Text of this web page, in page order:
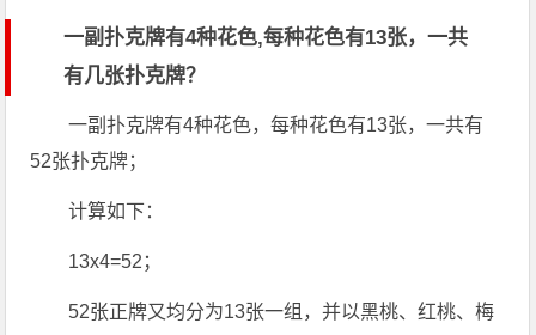
一副扑克牌有4种花色,每种花色有13张，一共
有几张扑克牌？
一副扑克牌有4种花色，每种花色有13张，一共有
52张扑克牌；
计算如下：
13x4=52；
52张正牌又均分为13张一组，并以黑桃、红桃、梅